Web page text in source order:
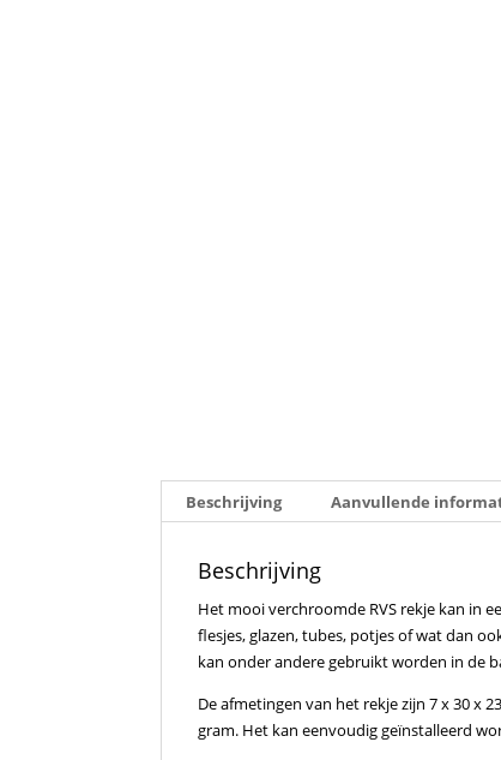
Beschrijving Aanvullende
Beschrijving
Het mooi verchroomde RVS rekje kan in
flesjes, glazen, tubes, potjes of wat dan
kan onder andere gebruikt worden in de
De afmetingen van het rekje zijn 7 x 30 x
gram. Het kan eenvoudig geïnstalleerd